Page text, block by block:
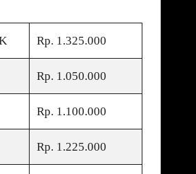
Rp. 1.325.000
Rp. 1.050.000
Rp. 1.100.000
Rp. 1.225.000